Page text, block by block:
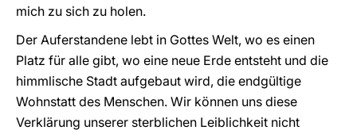
mich zu sich zu holen.
Der Auferstandene lebt in Gottes Welt, wo es einen
Platz für alle gibt, wo eine neue Erde entsteht und die
himmlische Stadt aufgebaut wird, die endgültige
Wohnstatt des Menschen. Wir können uns diese
Verklärung unserer sterblichen Leiblichkeit nicht